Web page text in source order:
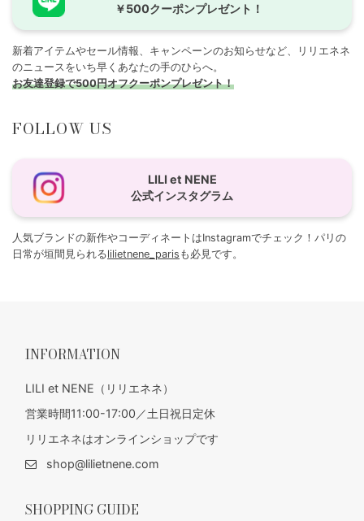
￥500クーポンプレゼント！
新着アイテムやセール情報、キャンペーンのお知らせなど、リリエネネ
のニュースをいち早くあなたの手のひらへ。
お友達登録で500円オフクーポンプレゼント！
FOLLOW US
LILI et NENE
公式インスタグラム
人気ブランドの新作やコーディネートはInstagramでチェック！パリの
日常が垣間見られるlilietnene_paris も必見です。
INFORMATION
LILI et NENE（リリエネネ）
営業時間11:00-17:00／土日祝日定休
リリエネネはオンラインショップです
shop@lilietnene.com
SHOPPING GUIDE